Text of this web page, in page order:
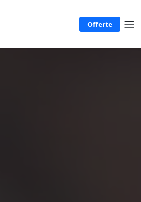
Offerte